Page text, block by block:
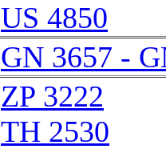
US 4850
GN 3657 -
ZP 3222
TH 2530